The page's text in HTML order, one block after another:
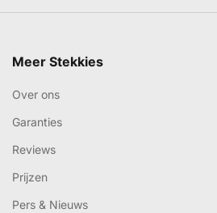
Meer Stekkies
Over ons
Garanties
Reviews
Prijzen
Pers & Nieuws